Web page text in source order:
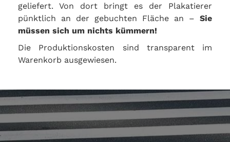
geliefert. Von dort bringt es der Plakatierer
pünktlich an der gebuchten Fläche an – Sie
müssen sich um nichts kümmern!
Die Produktionskosten sind transparent im
Warenkorb ausgewiesen.